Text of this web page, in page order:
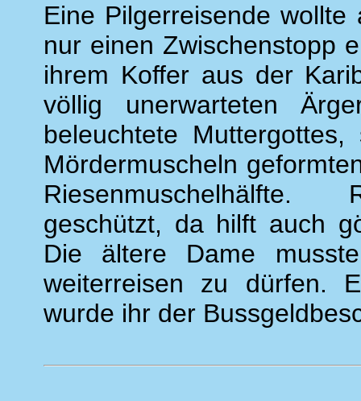
Eine Pilgerreisende
nur einen Zwischenstopp
ihrem Koffer aus der
völlig unerwarteten
beleuchtete
Mördermuscheln
Riesenmuschelhälfte.
geschützt, da hilft auch
Die ältere Dame
weiterreisen zu dürfen.
wurde ihr der